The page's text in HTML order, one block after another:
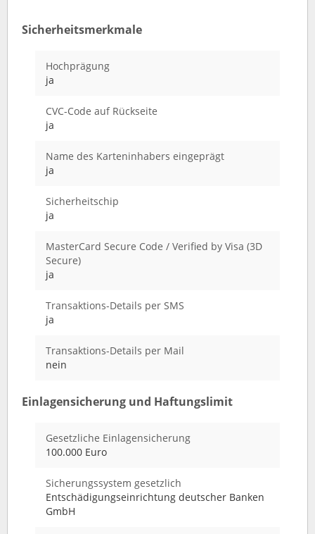
Sicherheitsmerkmale
Hochprägung
ja
CVC-Code auf Rückseite
ja
Name des Karteninhabers eingeprägt
ja
Sicherheitschip
ja
MasterCard Secure Code / Verified by Visa (3D
Secure)
ja
Transaktions-Details per SMS
ja
Transaktions-Details per Mail
nein
Einlagensicherung und Haftungslimit
Gesetzliche Einlagensicherung
100.000 Euro
Sicherungssystem gesetzlich
Entschädigungseinrichtung deutscher Banken
GmbH